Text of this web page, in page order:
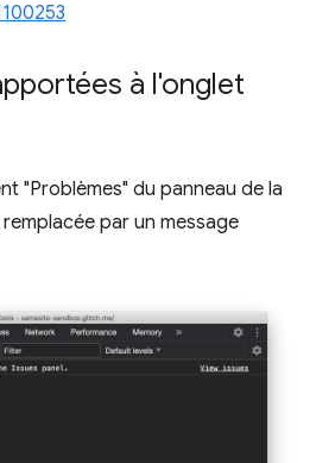
à l'onglet
"Problèmes" du panneau de la
par un message